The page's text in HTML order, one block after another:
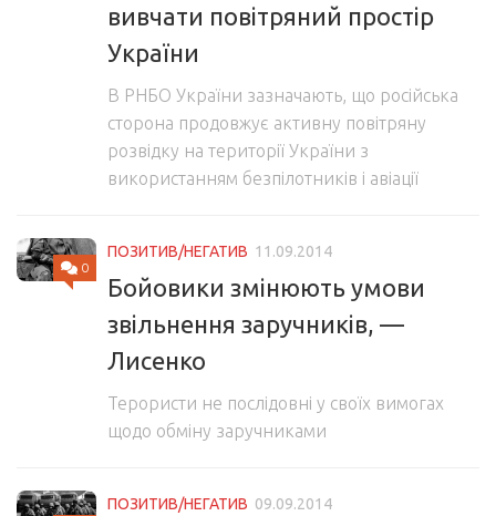
вивчати повітряний простір
України
В РНБО України зазначають, що російська
сторона продовжує активну повітряну
розвідку на території України з
використанням безпілотників і авіації
0
ПОЗИТИВ/НЕГАТИВ 11.09.2014
Бойовики змінюють умови
звільнення заручників, —
Лисенко
Терористи не послідовні у своїх вимогах
щодо обміну заручниками
ПОЗИТИВ/НЕГАТИВ 09.09.2014